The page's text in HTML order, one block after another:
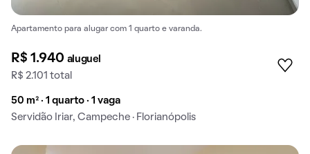
Apartamento para alugar com 1 quarto e varanda.
R$ 1.940 aluguel
R$ 2.101 total
50 m² · 1 quarto · 1 vaga
Servidão Iriar, Campeche · Florianópolis